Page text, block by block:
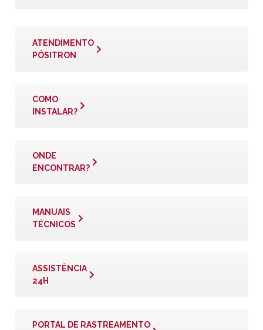
ATENDIMENTO
PÓSITRON
COMO
INSTALAR?
ONDE
ENCONTRAR?
MANUAIS
TÉCNICOS
ASSISTÊNCIA
24H
PORTAL DE RASTREAMENTO